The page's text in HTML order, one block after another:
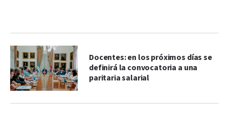
Docentes: en los próximos días se
definirá la convocatoria a una
paritaria salarial